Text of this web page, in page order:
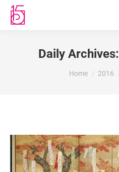
Daily Archives:
You are here:
Home 2016